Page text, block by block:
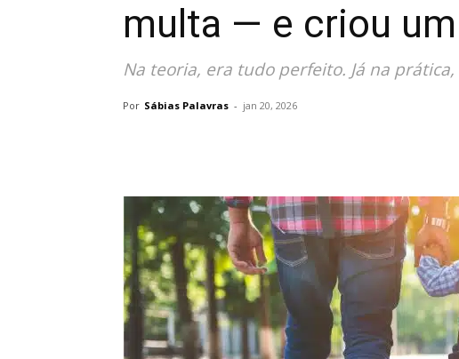
multa — e criou
Na teoria, era tudo perfeito. Já na
Por Sábias Palavras - jan 20, 2026